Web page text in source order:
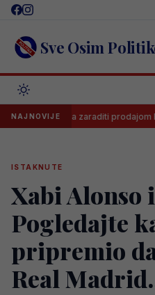
Skip
content Sve Osim
NAJNOVIJEzaraditi prodajom Baždara
ISTAKNUTE
Xabi Alonso
Pogledajte
pripremio
Real